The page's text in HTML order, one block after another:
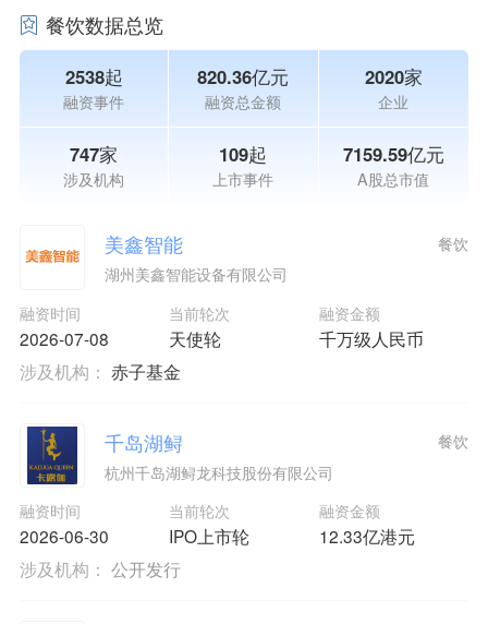
餐饮数据总览
2538起
融资事件
820.36亿元
融资总金额
2020家
企业
747家
涉及机构
109起
上市事件
7159.59亿元
A股总市值
美鑫智能
湖州美鑫智能设备有限公司
融资时间
2026-07-08
当前轮次
天使轮
融资金额
千万级人民币
餐饮
涉及机构： 赤子基金
千岛湖鲟
杭州千岛湖鲟龙科技股份有限公司
融资时间
2026-06-30
当前轮次
IPO上市轮
融资金额
12.33亿港元
餐饮
涉及机构： 公开发行